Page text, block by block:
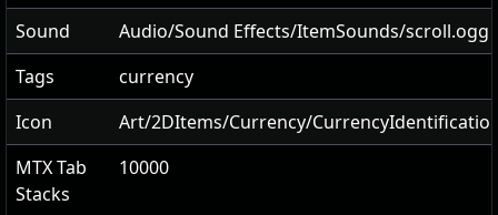
Sound
Audio/Sound Effects/ItemSounds/scroll.ogg
Tags
currency
Icon
Art/2DItems/Currency/
MTX Tab
Stacks
10000